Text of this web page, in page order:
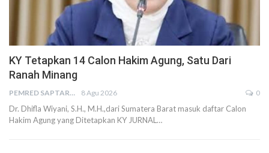
KY Tetapkan 14 Calon Hakim Agung, Satu Dari
Ranah Minang
PEMRED SAPTARIUS 8 Agu 2026 0
Dr. Dhifla Wiyani, S.H., M.H.,dari Sumatera Barat masuk daftar Calon
Hakim Agung yang Ditetapkan KY JURNAL…